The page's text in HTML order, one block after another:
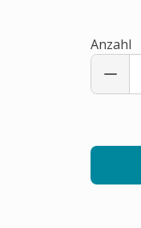
Anzahl